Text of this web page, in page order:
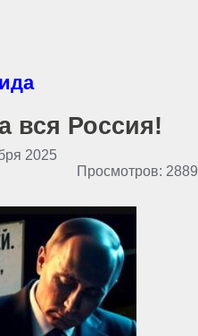
вся Россия!
2025
Просмотров: 2889